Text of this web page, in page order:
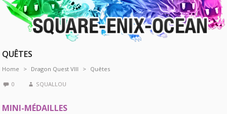
QUÊTES
Home Dragon Quest VIII
Quêtes
0
SQUALLOU
MINI-MÉDAILLES